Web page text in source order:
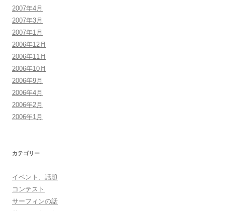
2007年4月
2007年3月
2007年1月
2006年12月
2006年11月
2006年10月
2006年9月
2006年4月
2006年2月
2006年1月
カテゴリー
イベント、話題
コンテスト
サーフィンの話